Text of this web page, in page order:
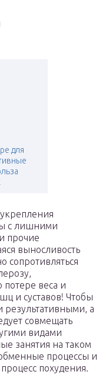
для
с лишними
прочие
выносливость
сопротивляться
потере веса и
и суставов! Чтобы
результативными, а
совмещать
видами
занятия на таком
процессы и
похудения.